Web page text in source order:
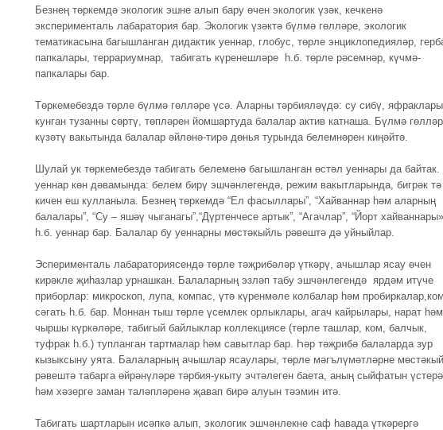
Безнең төркемдә экологик эшне алып бару өчен экологик үзәк, кечкенә
эксперименталь лабаратория бар. Экологик үзәктә бүлмә гөлләре, экологик
тематикасына багышланган дидактик уеннар, глобус, төрле энциклопедияләр,
папкалары, террариумнар, табигать күренешләре һ.б. төрле рәсемнәр, күчмә-
папкалары бар.
Төркемебездә төрле бүлмә гөлләре үсә. Аларны тәрбияләүдә: су сибү,
кунган тузанны сөртү, төпләрен йомшартуда балалар актив катнаша. Бүлмә
күзәтү вакытында балалар әйләнә-тирә дөнья турында белемнәрен киңәйтә.
Шулай ук төркемебездә табигать белеменә багышланган өстәл уеннары да байтак.
уеннар көн дәвамында: белем бирү эшчәнлегендә, режим вакытларында, бигрәк тә
кичен еш кулланыла. Безнең төркемдә “Ел фасыллары”, “Хайваннар һәм аларның
балалары”, “Су – яшәү чыганагы”,“Дүртенчесе артык”, “Агачлар”, “Йорт хайваннары»
һ.б. уеннар бар. Балалар бу уеннарны мөстәкыйль рәвештә дә уйныйлар.
Эсперименталь лабараториясендә төрле тәҗрибәләр үткәрү, ачышлар ясау өчен
кирәкле җиһазлар урнашкан. Балаларның эзләп табу эшчәнлегендә ярдәм итүче
приборлар: микроскоп, лупа, компас, үтә күренмәле колбалар һәм
сәгать һ.б. бар. Моннан тыш төрле үсемлек орлыклары, агач кайрылары, нарат һәм
чыршы күркәләре, табигый байлыклар коллекциясе (төрле ташлар, ком, балчык,
туфрак һ.б.) тупланган тартмалар һәм савытлар бар. Һәр тәҗрибә балаларда зур
кызыксыну уята. Балаларның ачышлар ясаулары, төрле мәгълүмәтләрне
рәвештә табарга өйрәнүләре тәрбия-укыту эчтәлеген баета, аның сыйфатын үстерә
һәм хәзерге заман таләпләренә җавап бирә алуын тәэмин итә.
Табигать шартларын исәпкә алып, экологик эшчәнлекне саф һавада үткәрергә